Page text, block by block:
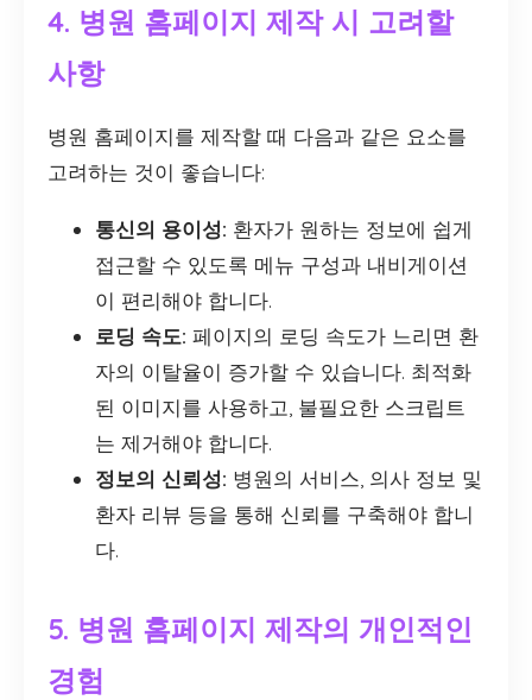
4. 병원 홈페이지 제작 시 고려할
사항
병원 홈페이지를 제작할 때 다음과 같은 요소를
고려하는 것이 좋습니다:
통신의 용이성: 환자가 원하는 정보에 쉽게
접근할 수 있도록 메뉴 구성과 내비게이션
이 편리해야 합니다.
로딩 속도: 페이지의 로딩 속도가 느리면 환
자의 이탈율이 증가할 수 있습니다. 최적화
된 이미지를 사용하고, 불필요한 스크립트
는 제거해야 합니다.
정보의 신뢰성: 병원의 서비스, 의사 정보 및
환자 리뷰 등을 통해 신뢰를 구축해야 합니
다.
5. 병원 홈페이지 제작의 개인적인
경험